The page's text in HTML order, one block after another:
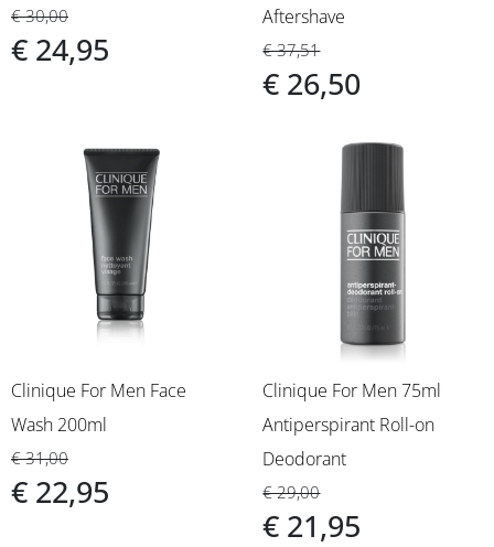
€ 30,00
€ 24,95
Aftershave
€ 37,51
€ 26,50
Clinique For Men Face
Wash 200ml
€ 31,00
€ 22,95
Clinique For Men 75ml
Antiperspirant Roll-on
Deodorant
€ 29,00
€ 21,95